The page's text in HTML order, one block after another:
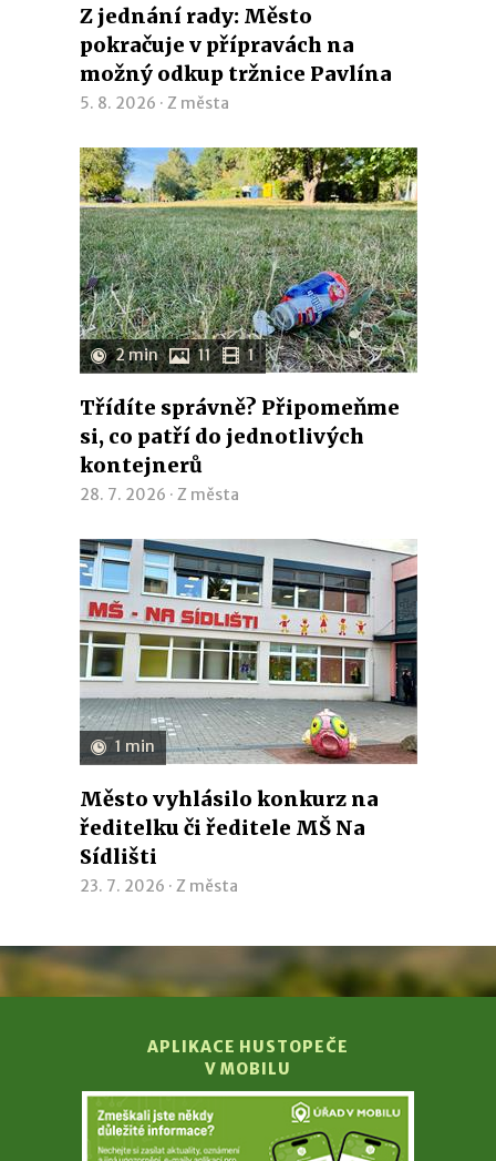
Z jednání rady: Město
pokračuje v přípravách na
možný odkup tržnice Pavlína
5. 8. 2026 · Z města
2 min 11 1
Třídíte správně? Připomeňme
si, co patří do jednotlivých
kontejnerů
28. 7. 2026 · Z města
1 min
Město vyhlásilo konkurz na
ředitelku či ředitele MŠ Na
Sídlišti
23. 7. 2026 · Z města
APLIKACE HUSTOPEČE
V MOBILU